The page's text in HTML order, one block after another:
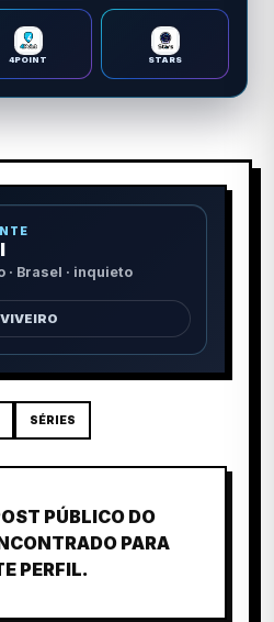
4POINT STARS
· Brasel · inquieto
VIVEIRO
SÉRIES
PÚBLICO DO
PARA
PERFIL.